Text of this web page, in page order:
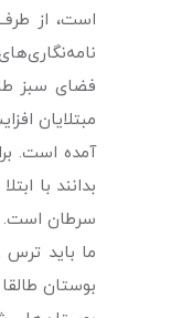
است، از
فضای سبز
مبتلایان
آمده است.
بدانند با
سرطان است.
بوستان